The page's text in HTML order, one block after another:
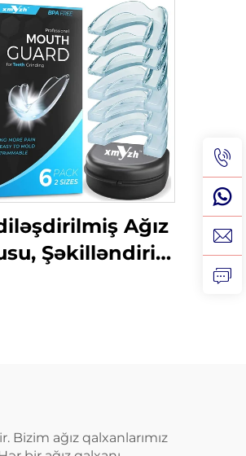
Ağız
Şəkilləndirilə
ağız qalxanlarımız